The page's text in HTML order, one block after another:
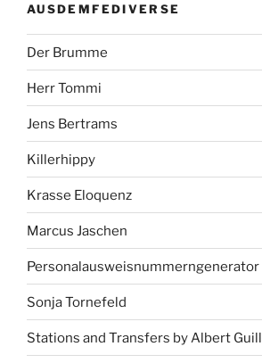
AUSDEMFEDIVERSE
Der Brumme
Herr Tommi
Jens Bertrams
Killerhippy
Krasse Eloquenz
Marcus Jaschen
Personalausweisnummerngenerator
Sonja Tornefeld
Stations and Transfers by Albert